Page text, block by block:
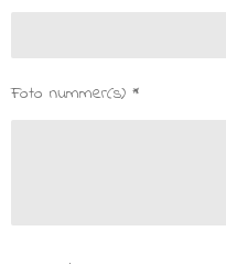
Foto nummer(s) *